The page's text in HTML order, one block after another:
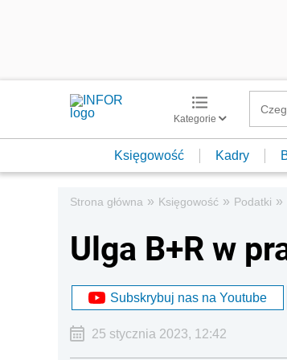
Kategorie
Księgowość Kadry
Strona główna » Księgowość » Podatki »
Ulga B+R w
Subskrybuj nas na Youtube
25 stycznia 2023, 12:42